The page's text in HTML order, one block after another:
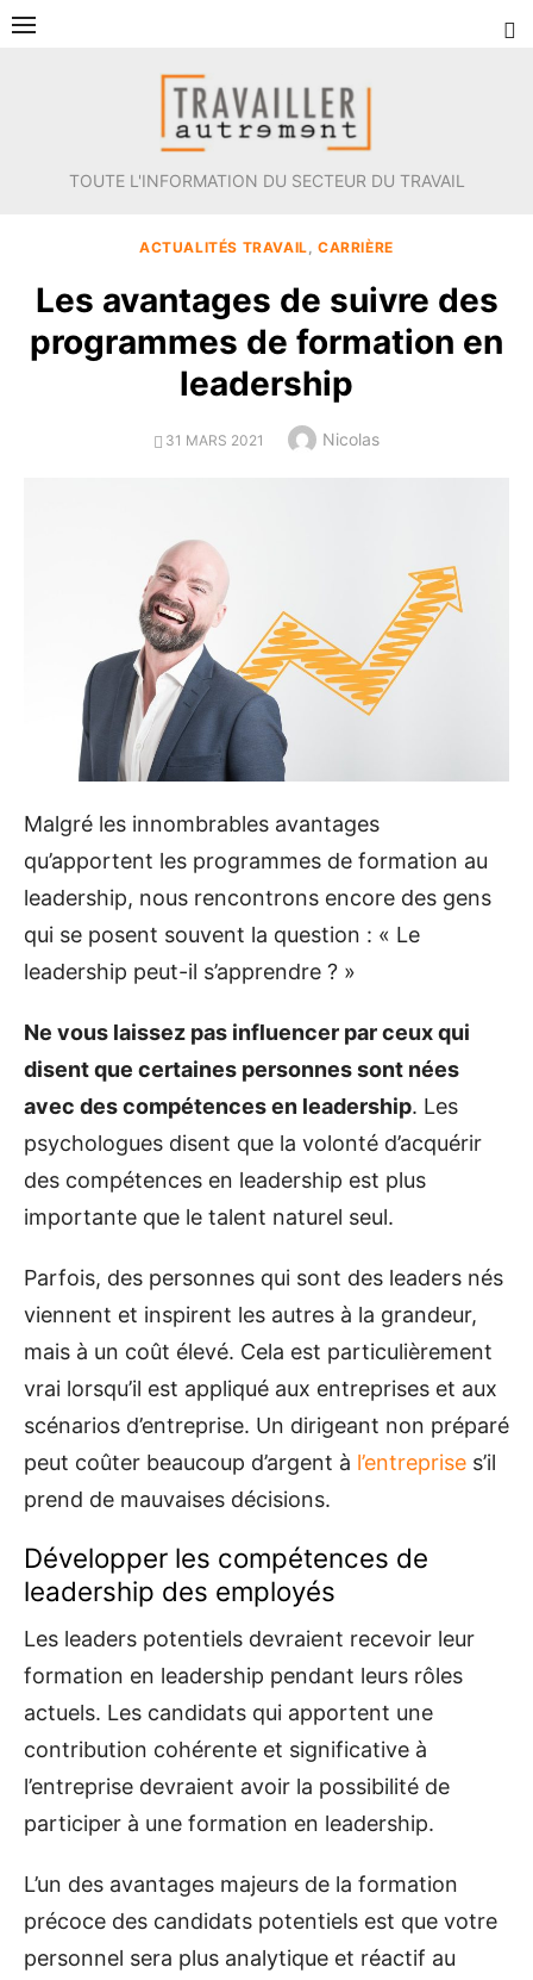
Aller
TOUTE L'INFORMATION DU SECTEUR DU TRAVAIL
ACTUALITÉS TRAVAIL ,CARRIÈRE
Les avantages de suivre des
programmes de formation en
leadership
POSTED
31 MARS 2021 Author
Nicolas
Malgré les innombrables avantages
qu’apportent les programmes de formation au
leadership, nous rencontrons encore des gens
qui se posent souvent la question : « Le
leadership peut-il s’apprendre ? »
Ne vous laissez pas influencer par ceux qui
disent que certaines personnes sont nées
avec des compétences en leadership. Les
psychologues disent que la volonté d’acquérir
des compétences en leadership est plus
importante que le talent naturel seul.
Parfois, des personnes qui sont des leaders nés
viennent et inspirent les autres à la grandeur,
mais à un coût élevé. Cela est particulièrement
vrai lorsqu’il est appliqué aux entreprises et aux
scénarios d’entreprise. Un dirigeant non préparé
peut coûter beaucoup d’argent à l’entreprise s’il
prend de mauvaises décisions.
Développer les compétences de
leadership des employés
Les leaders potentiels devraient recevoir leur
formation en leadership pendant leurs rôles
actuels. Les candidats qui apportent une
contribution cohérente et significative à
l’entreprise devraient avoir la possibilité de
participer à une formation en leadership.
L’un des avantages majeurs de la formation
précoce des candidats potentiels est que votre
personnel sera plus analytique et réactif au